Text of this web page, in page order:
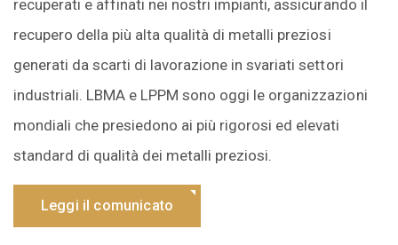
recuperati e affinati nei nostri impianti, assicurando il
recupero della più alta qualità di metalli preziosi
generati da scarti di lavorazione in svariati settori
industriali. LBMA e LPPM sono oggi le organizzazioni
mondiali che presiedono ai più rigorosi ed elevati
standard di qualità dei metalli preziosi.
Leggi il comunicato